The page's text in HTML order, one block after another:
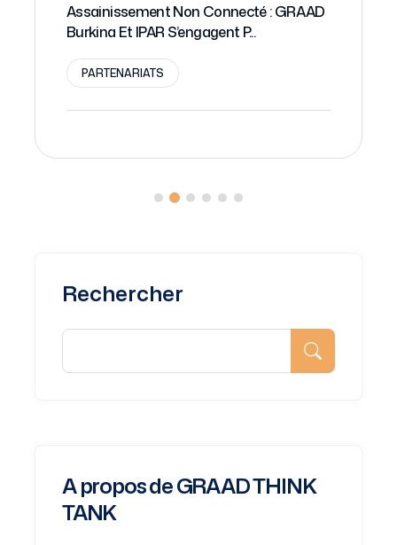
Assainissement Non Connecté : GRAAD
Burkina Et IPAR S’engagent P...
PARTENARIATS
Rechercher
A propos de GRAAD THINK
TANK